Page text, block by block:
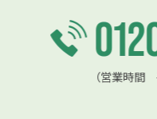
（営業時間